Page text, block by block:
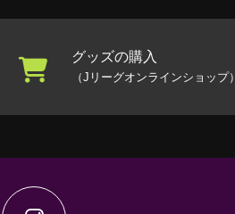
グッズの購入
（Jリーグオンラインショップ）